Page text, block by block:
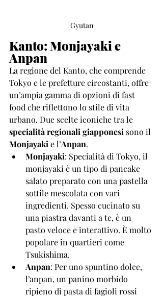
Gyutan
Kanto: Monjayaki e
Anpan
La regione del Kanto, che comprende
Tokyo e le prefetture circostanti, offre
un’ampia gamma di opzioni di fast
food che riflettono lo stile di vita
urbano. Due scelte iconiche tra le
specialità regionali giapponesi sono il
Monjayaki e l’Anpan.
Monjayaki: Specialità di Tokyo, il
monjayaki è un tipo di pancake
salato preparato con una pastella
sottile mescolata con vari
ingredienti. Spesso cucinato su
una piastra davanti a te, è un
pasto veloce e interattivo. È molto
popolare in quartieri come
Tsukishima.
Anpan: Per uno spuntino dolce,
l’anpan, un panino morbido
ripieno di pasta di fagioli rossi